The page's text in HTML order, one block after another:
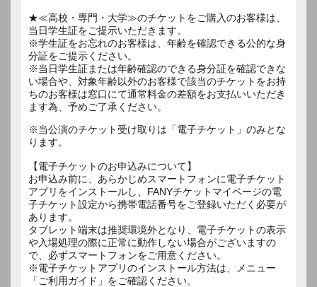
★≪高校・専門・大学≫のチケットをご購入のお客様は、
当日学生証をご提示いただきます。
※学生証をお忘れのお客様は、年齢を確認できる公的な身
分証をご提示ください。
※当日学生証または年齢確認のできる身分証を確認できな
い場合や、対象年齢以外のお客様で該当のチケットをお持
ちのお客様は窓口にて通常料金の差額をお支払いいただき
ます為、予めご了承ください。
※当公演のチケット受け取りは「電子チケット」のみとな
ります。
【電子チケットのお申込みについて】
お申込み前に、あらかじめスマートフォンに電子チケット
アプリをインストールし、FANYチケットマイページの電
子チケット設定から携帯電話番号をご登録いただく必要が
あります。
タブレット端末は推奨環境外となり、電子チケットの表示
や入場処理の際に正常に動作しない場合がございますの
で、必ずスマートフォンをご用意ください。
※電子チケットアプリのインストール方法は、メニュー
「ご利用ガイド」をご確認ください。